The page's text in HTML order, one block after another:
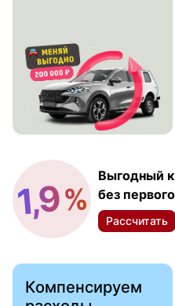
1,9%
Выгодный
без
Рассчитать
Компенсируем